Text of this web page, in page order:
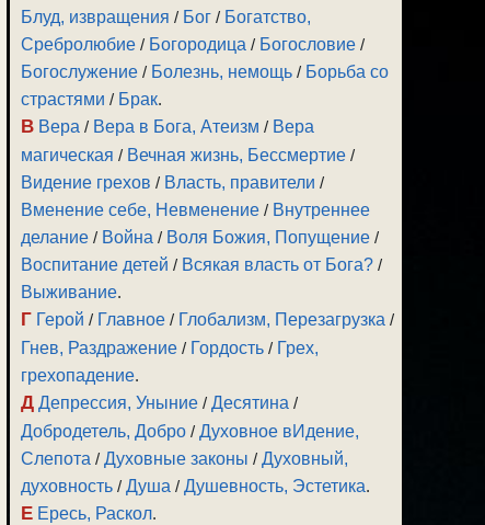
Блуд, извращения / Бог / Богатство,
Сребролюбие / Богородица / Богословие /
Богослужение / Болезнь, немощь / Борьба со
страстями / Брак.
В Вера / Вера в Бога, Атеизм / Вера
магическая / Вечная жизнь, Бессмертие /
Видение грехов / Власть, правители /
Вменение себе, Невменение / Внутреннее
делание / Война / Воля Божия, Попущение /
Воспитание детей / Всякая власть от Бога? /
Выживание.
Г Герой / Главное / Глобализм, Перезагрузка /
Гнев, Раздражение / Гордость / Грех,
грехопадение.
Д Депрессия, Уныние /Десятина /
Добродетель, Добро /Духовное вИдение,
Слепота /Духовные законы /Духовный,
духовность /Душа /Душевность, Эстетика.
Е Ересь, Раскол.